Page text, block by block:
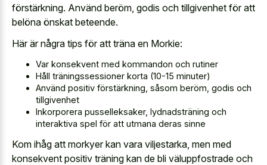
förstärkning. Använd beröm, godis och tillgivenhet för att
belöna önskat beteende.
Här är några tips för att träna en Morkie:
Var konsekvent med kommandon och rutiner
Håll träningssessioner korta (10-15 minuter)
Använd positiv förstärkning, såsom beröm, godis och
tillgivenhet
Inkorporera pusselleksaker, lydnadsträning och
interaktiva spel för att utmana deras sinne
Kom ihåg att morkyer kan vara viljestarka, men med
konsekvent positiv träning kan de bli väluppfostrade och